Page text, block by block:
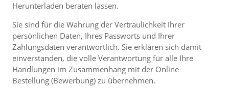
Herunterladen beraten lassen.
Sie sind für die Wahrung der Vertraulichkeit Ihrer
persönlichen Daten, Ihres Passworts und Ihrer
Zahlungsdaten verantwortlich. Sie erklären sich damit
einverstanden, die volle Verantwortung für alle Ihre
Handlungen im Zusammenhang mit der Online-
Bestellung (Bewerbung) zu übernehmen.